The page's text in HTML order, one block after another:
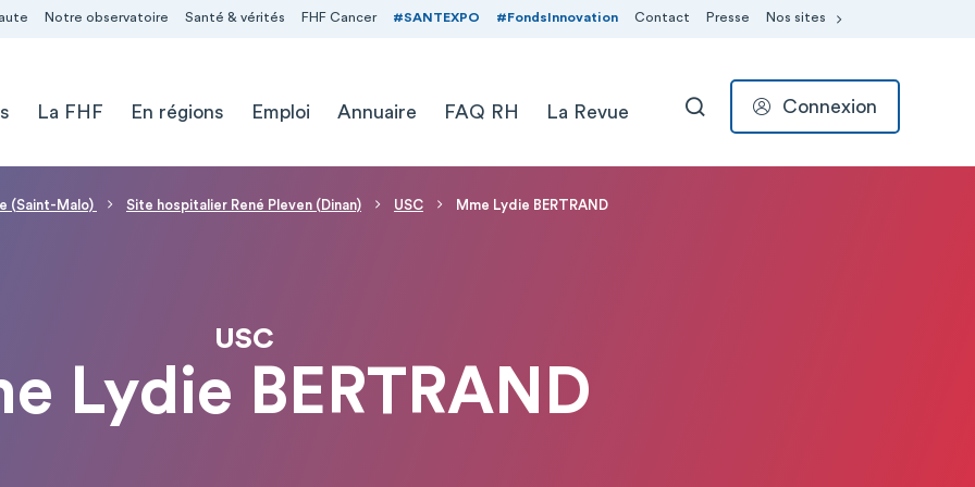
Notre observatoire Santé & vérités FHF Cancer #SANTEXPO #FondsInnovation Contact Presse Nos sites
La FHF En régions Emploi Annuaire FAQ RH La Revue RECHERCHER
Connexion
(Saint-Malo) Site hospitalier René Pleven (Dinan) USC Mme Lydie BERTRAND
USC
Lydie BERTRAND